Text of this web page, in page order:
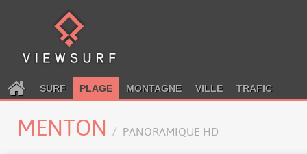
SURF PLAGE MONTAGNE VILLE TRAFIC
MENTON PANORAMIQUE HD